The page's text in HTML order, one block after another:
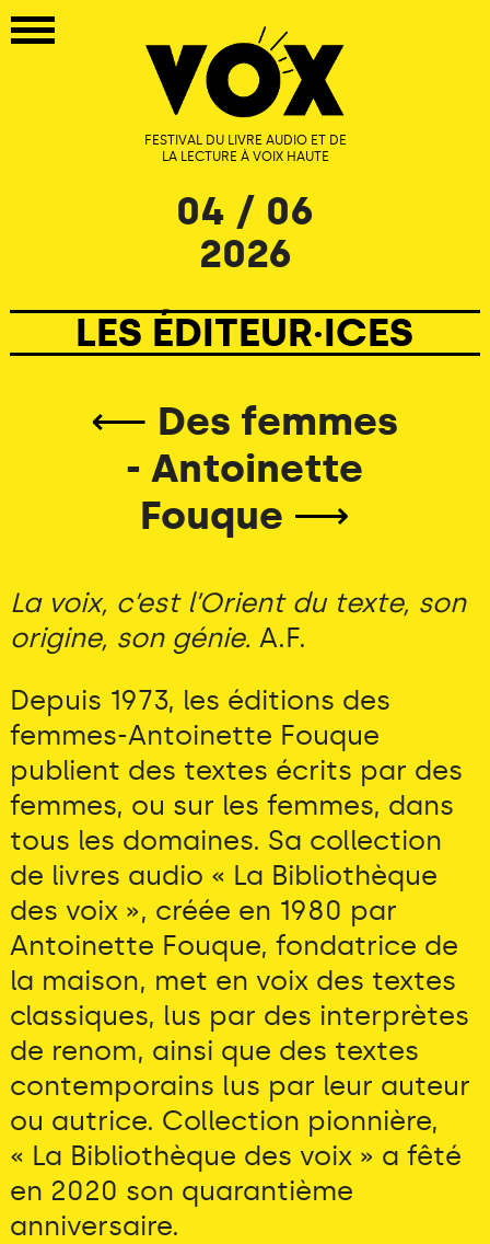
FESTIVAL DU LIVRE AUDIO ET DE
LA LECTURE À VOIX HAUTE
04 / 06
2026
LES ÉDITEUR·ICES
⟵ Des femmes
- Antoinette
Fouque ⟶
La voix, c’est l’Orient du texte, son
origine, son génie. A.F.
Depuis 1973, les éditions des
femmes-Antoinette Fouque
publient des textes écrits par des
femmes, ou sur les femmes, dans
tous les domaines. Sa collection
de livres audio « La Bibliothèque
des voix », créée en 1980 par
Antoinette Fouque, fondatrice de
la maison, met en voix des textes
classiques, lus par des interprètes
de renom, ainsi que des textes
contemporains lus par leur auteur
ou autrice. Collection pionnière,
« La Bibliothèque des voix » a fêté
en 2020 son quarantième
anniversaire.